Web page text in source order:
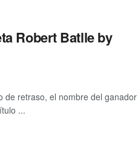
Robert Batlle by
de retraso, el nombre del ganador
...